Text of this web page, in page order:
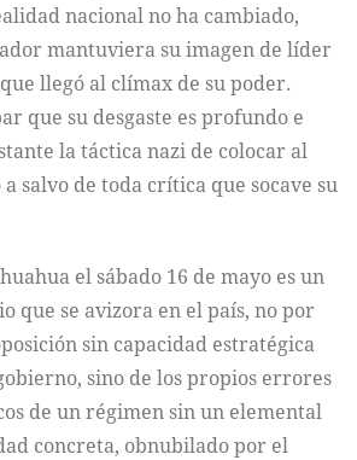
nacional no ha cambiado,
mantuviera su imagen de líder
llegó al clímax de su poder.
que su desgaste es profundo e
la táctica nazi de colocar al
salvo de toda crítica que socave su
el sábado 16 de mayo es un
que se avizora en el país, no por
sin capacidad estratégica
sino de los propios errores
de un régimen sin un elemental
concreta, obnubilado por el